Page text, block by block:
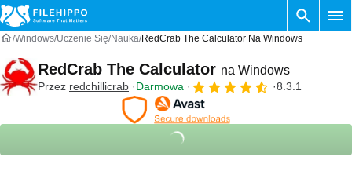
Windows Uczenie Się Nauka RedCrab The Calculator Na Windows
RedCrab The Calculator na Windows
Przez redchillicrab Darmowa 8.3.1